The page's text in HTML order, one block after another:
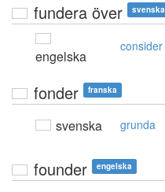
fundera över svenska
engelska
consider
fonder franska
svenska grunda
founder engelska